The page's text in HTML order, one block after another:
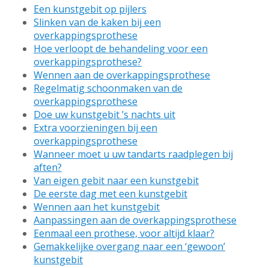
Een kunstgebit op pijlers
Slinken van de kaken bij een
overkappingsprothese
Hoe verloopt de behandeling voor een
overkappingsprothese?
Wennen aan de overkappingsprothese
Regelmatig schoonmaken van de
overkappingsprothese
Doe uw kunstgebit ’s nachts uit
Extra voorzieningen bij een
overkappingsprothese
Wanneer moet u uw tandarts raadplegen bij
aften?
Van eigen gebit naar een kunstgebit
De eerste dag met een kunstgebit
Wennen aan het kunstgebit
Aanpassingen aan de overkappingsprothese
Eenmaal een prothese, voor altijd klaar?
Gemakkelijke overgang naar een ‘gewoon’
kunstgebit